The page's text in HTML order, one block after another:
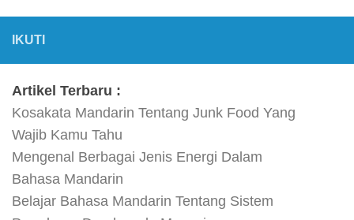
IKUTI
Artikel Terbaru :
Kosakata Mandarin Tentang Junk Food Yang
Wajib Kamu Tahu
Mengenal Berbagai Jenis Energi Dalam
Bahasa Mandarin
Belajar Bahasa Mandarin Tentang Sistem